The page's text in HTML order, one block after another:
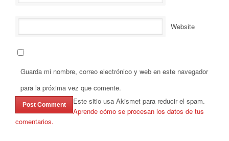
Website
Guarda mi nombre, correo electrónico y web en este navegador
para la próxima vez que comente.
Este sitio usa Akismet para reducir el spam.
Aprende cómo se procesan los datos de tus
comentarios.